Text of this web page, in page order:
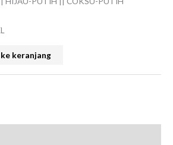
keranjang